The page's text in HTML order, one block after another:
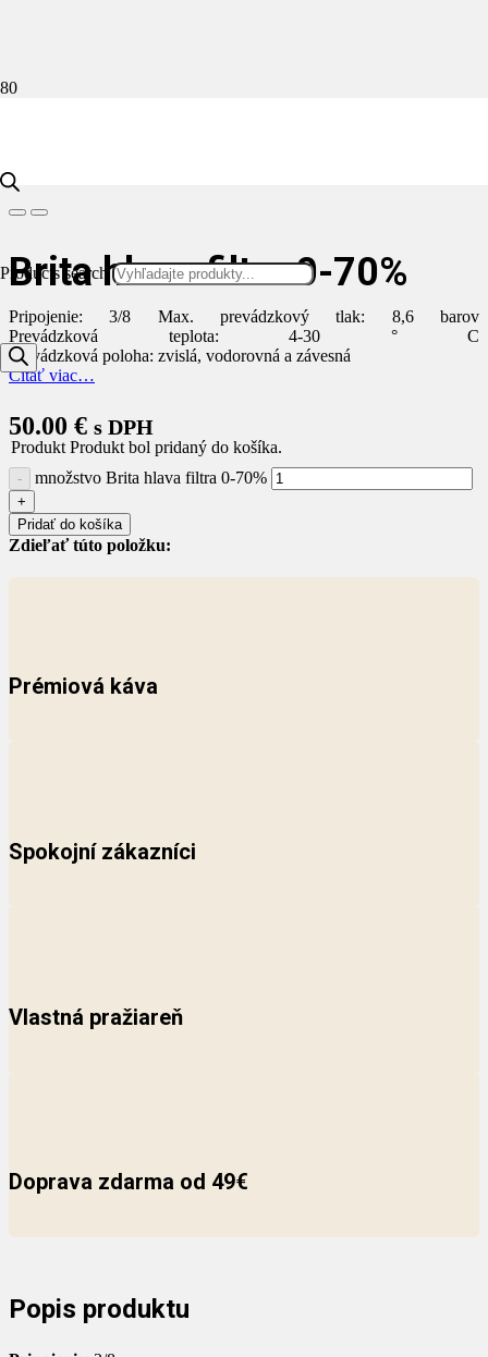
Products search
ProduktProduktbol pridaný do košíka.
Brita hlava filtra 0-70%
Pripojenie: 3/8 Max. prevádzkový tlak: 8,6 barov
Prevádzková teplota: 4-30 ° C
Prevádzková poloha: zvislá, vodorovná a závesná
Čítať viac…
50.00 € s DPH
množstvo Brita hlava filtra 0-70%
Pridať do košíka
Zdieľať túto položku:
Prémiová káva
Spokojní zákazníci
Vlastná pražiareň
Doprava zdarma od 49€
Popis produktu